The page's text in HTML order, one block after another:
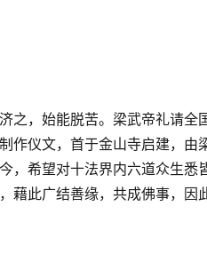
之，始能脱苦。梁武帝礼请全
作仪文，首于金山寺启建，由
，希望对十法界内六道众生悉
藉此广结善缘，共成佛事，因